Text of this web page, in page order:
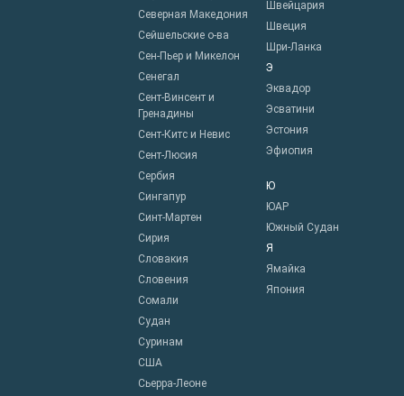
Северная Македония
Сейшельские о-ва
Сен-Пьер и Микелон
Сенегал
Сент-Винсент и
Гренадины
Сент-Китс и Невис
Сент-Люсия
Сербия
Сингапур
Синт-Мартен
Сирия
Словакия
Словения
Сомали
Судан
Суринам
США
Сьерра-Леоне
Швейцария
Швеция
Шри-Ланка
Э
Эквадор
Эсватини
Эстония
Эфиопия
Ю
ЮАР
Южный Судан
Я
Ямайка
Япония